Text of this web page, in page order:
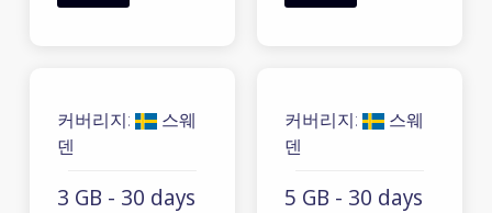
커버리지:
스웨
덴
3 GB - 30 days
커버리지:
스웨
덴
5 GB - 30 days